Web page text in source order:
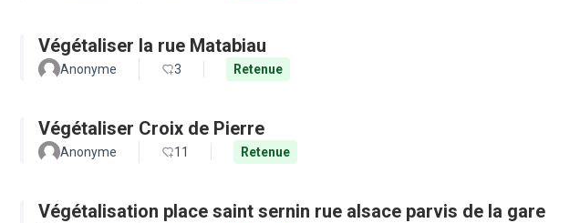
Végétaliser la rue Matabiau
Anonyme 3 Retenue
Végétaliser Croix de Pierre
Anonyme 11 Retenue
Végétalisation place saint sernin rue alsace parvis de la gare